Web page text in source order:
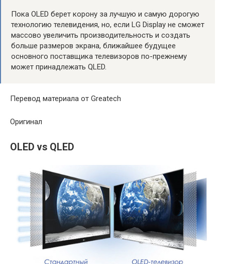
Пока OLED берет корону за лучшую и самую дорогую
технологию телевидения, но, если LG Display не сможет
массово увеличить производительность и создать
больше размеров экрана, ближайшее будущее
основного поставщика телевизоров по-прежнему
может принадлежать QLED.
Перевод материала от Greatech
Оригинал
OLED vs QLED